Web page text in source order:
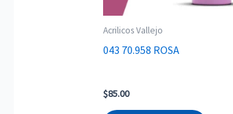
Acrilicos Vallejo
043 70.958 ROSA
$85.00